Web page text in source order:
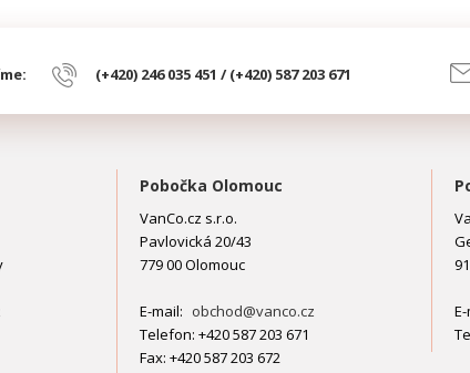
(+420) 246 035 451 / (+420) 587 203 671
Pobočka Olomouc
VanCo.cz s.r.o.
Pavlovická 20/43
779 00 Olomouc
E-mail: obchod@vanco.cz
Telefon: +420 587 203 671
Fax: +420 587 203 672